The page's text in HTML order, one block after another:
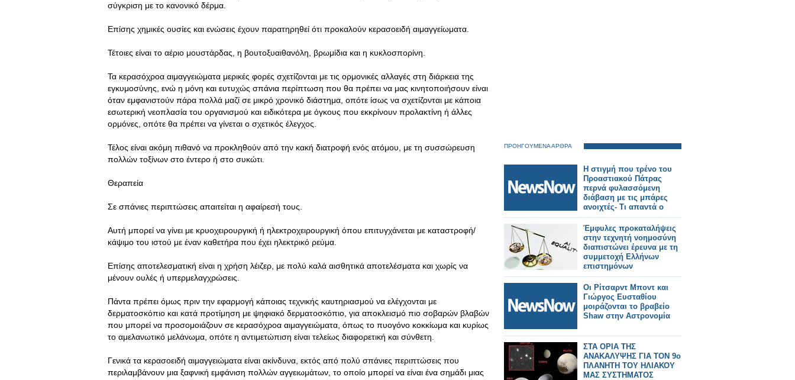
σύγκριση με το κανονικό δέρμα.
Επίσης χημικές ουσίες και ενώσεις έχουν παρατηρηθεί ότι προκαλούν κερασοειδή αιμαγγείωματα.
Τέτοιες είναι το αέριο μουστάρδας, η βουτοξυαιθανόλη, βρωμίδια και η κυκλοσπορίνη.
Τα κερασόχροα αιμαγγειώματα μερικές φορές σχετίζονται με τις ορμονικές αλλαγές στη διάρκεια της
εγκυμοσύνης, ενώ η μόνη και ευτυχώς σπάνια περίπτωση που θα πρέπει να μας κινητοποιήσουν είναι
όταν εμφανιστούν πάρα πολλά μαζί σε μικρό χρονικό διάστημα, οπότε ίσως να σχετίζονται με κάποια
εσωτερική νεοπλασία του οργανισμού και ειδικότερα με όγκους που εκκρίνουν προλακτίνη ή άλλες
ορμόνες, οπότε θα πρέπει να γίνεται ο σχετικός έλεγχος.
Τέλος είναι ακόμη πιθανό να προκληθούν από την κακή διατροφή ενός ατόμου, με τη συσσώρευση
πολλών τοξίνων στο έντερο ή στο συκώτι.
Θεραπεία
Σε σπάνιες περιπτώσεις απαιτείται η αφαίρεσή τους.
Αυτή μπορεί να γίνει με κρυοχειρουργική ή ηλεκτροχειρουργική όπου επιτυγχάνεται με καταστροφή/
κάψιμο του ιστού με έναν καθετήρα που έχει ηλεκτρικό ρεύμα.
Επίσης αποτελεσματική είναι η χρήση λέιζερ, με πολύ καλά αισθητικά αποτελέσματα και χωρίς να
μένουν ουλές ή υπερμελαγχρώσεις.
Πάντα πρέπει όμως πριν την εφαρμογή κάποιας τεχνικής καυτηριασμού να ελέγχονται με
δερματοσκόπιο και κατά προτίμηση με ψηφιακό δερματοσκόπιο, για αποκλεισμό πιο σοβαρών βλαβών
που μπορεί να προσομοιάζουν σε κερασόχροα αιμαγγειώματα, όπως το πυογόνο κοκκίωμα και κυρίως
το αμελανωτικό μελάνωμα, οπότε η αντιμετώπιση είναι τελείως διαφορετική και σύνθετη.
Γενικά τα κερασοειδή αιμαγγειώματα είναι ακίνδυνα, εκτός από πολύ σπάνιες περιπτώσεις που
περιλαμβάνουν μια ξαφνική εμφάνιση πολλών αγγειωμάτων, το οποίο μπορεί να είναι ένα σημάδι μιας
ΠΡΟΗΓΟΥΜΕΝΑ ΑΡΘΡΑ
Η στιγμή που τρένο του
Προαστιακού Πάτρας
περνά φυλασσόμενη
διάβαση με τις μπάρες
ανοιχτές- Τι απαντά ο
ΟΣΕ
Έμφυλες προκαταλήψεις
στην τεχνητή νοημοσύνη
διαπιστώνει έρευνα με τη
συμμετοχή Ελλήνων
επιστημόνων
Οι Ρίτσαρντ Μποντ και
Γιώργος Ευσταθίου
μοιράζονται το βραβείο
Shaw στην Αστρονομία
ΣΤΑ ΟΡΙΑ ΤΗΣ
ΑΝΑΚΑΛΥΨΗΣ ΓΙΑ ΤΟΝ 9ο
ΠΛΑΝΗΤΗ ΤΟΥ ΗΛΙΑΚΟΥ
ΜΑΣ ΣΥΣΤΗΜΑΤΟΣ